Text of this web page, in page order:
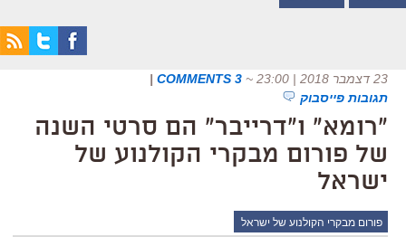
23 דצמבר 2018 | 23:00 ~
3 COMMENTS
|
תגובות פייסבוק
"רומא" ו"דרייבר" הם סרטי השנה
של פורום מבקרי הקולנוע של
ישראל
פורום מבקרי הקולנוע של ישראל